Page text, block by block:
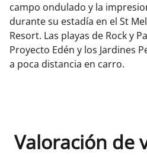
campo ondulado y la
durante su estadía en el St
Resort. Las playas de Rock y
Proyecto Edén y los Jardines
a poca distancia en carro.
Valoración de